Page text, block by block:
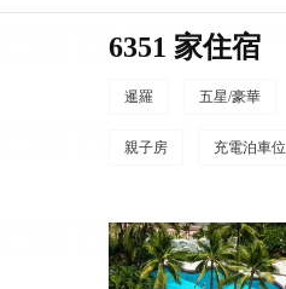
6351 家住宿
暹羅 五星/豪華
親子房 充電泊車位